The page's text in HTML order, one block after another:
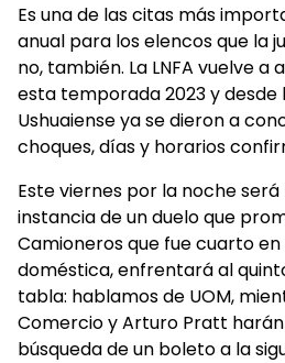
Es una de las citas más
anual para los elencos que la
no, también. La LNFA vuelve
esta temporada 2023 y desde
Ushuaiense ya se dieron a
choques, días y horarios
Este viernes por la noche
instancia de un duelo que
Camioneros que fue cuarto
doméstica, enfrentará al
tabla: hablamos de UOM,
Comercio y Arturo Pratt
búsqueda de un boleto a la